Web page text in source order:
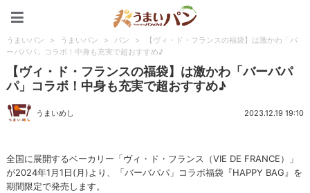
うまいパン > うまいパン > パン >
【ヴィ・ド・フランスの福袋】は激かわ「バ
ーバパパ」コラボ！中身も充実で超おすすめ♪
【ヴィ・ド・フランスの福袋】は激かわ「バーバパ
パ」コラボ！中身も充実で超おすすめ♪
うまいめし 2023.12.19 19:10
全国に展開するベーカリー「ヴィ・ド・フランス（VIE DE FRANCE）」
が2024年1月1日(月)より、「バーバパパ」コラボ福袋『HAPPY BAG』を
期間限定で発売します。